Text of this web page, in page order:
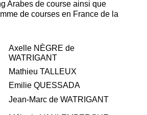
Arabes de course ainsi que
de courses en France de la
Axelle NÈGRE de
WATRIGANT
Mathieu TALLEUX
Emilie QUESSADA
Jean-Marc de WATRIGANT